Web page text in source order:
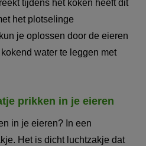
tijdens het koken heeft dit
het plotselinge
je oplossen door de eieren
water te leggen met
prikken in je eieren
in je eieren? In een
Het is dicht luchtzakje dat